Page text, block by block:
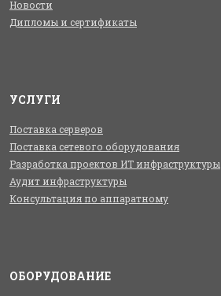
Новости
Дипломы и сертификаты
УСЛУГИ
Поставка серверов
Поставка сетевого оборудования
Разработка проектов ИТ инфраструктуры
Аудит инфраструктуры
Консультация по аппаратному
ОБОРУДОВАНИЕ